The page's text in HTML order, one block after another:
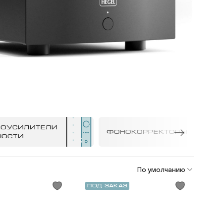
ФОНОКОРРЕКТОРЫ
По умолчанию
Под заказ